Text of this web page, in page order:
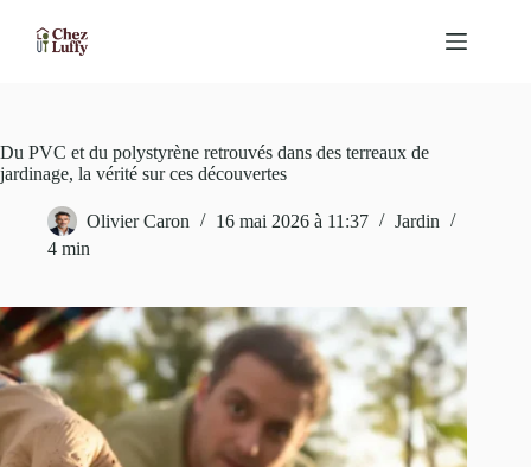
contenu
Du PVC et du polystyrène retrouvés dans des terreaux de
jardinage, la vérité sur ces découvertes
Olivier Caron 16 mai 2026 à 11:37
Jardin
4 min